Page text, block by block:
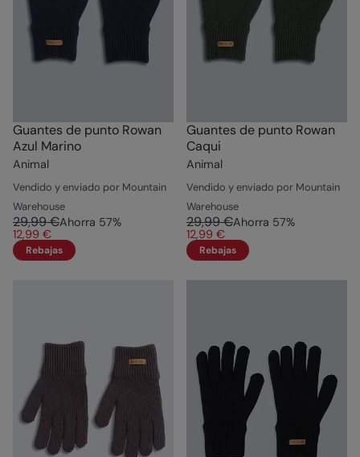
Guantes de punto Rowan
Azul Marino
Animal
Vendido y enviado por Mountain
Warehouse
29,99 €Ahorra 57%
12,99 €
Rebajas
Guantes de punto Rowan
Caqui
Animal
Vendido y enviado por Mountain
Warehouse
29,99 €Ahorra 57%
12,99 €
Rebajas